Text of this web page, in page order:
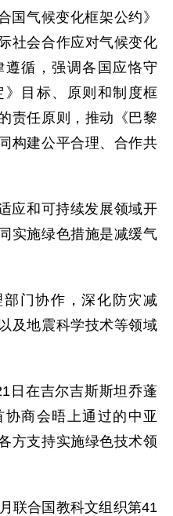
国气候变化框架公约》
社会合作应对气候变化
循，强调各国应恪守
》目标、原则和制度框
责任原则，推动《巴黎
构建公平合理、合作共
应和可持续发展领域开
实施绿色措施是减缓气
门协作，深化防灾减
及地震科学技术等领域
日在吉尔吉斯斯坦乔蓬
商会晤上通过的中亚
方支持实施绿色技术领
联合国教科文组织第41